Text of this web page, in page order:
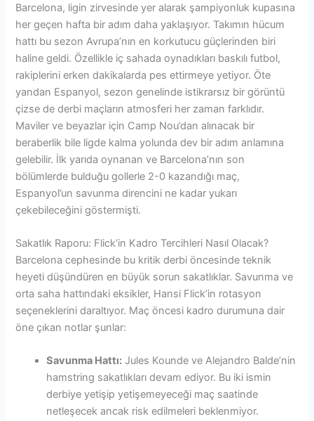
Barcelona, ligin zirvesinde yer alarak şampiyonluk kupasına
her geçen hafta bir adım daha yaklaşıyor. Takımın hücum
hattı bu sezon Avrupa’nın en korkutucu güçlerinden biri
haline geldi. Özellikle iç sahada oynadıkları baskılı futbol,
rakiplerini erken dakikalarda pes ettirmeye yetiyor. Öte
yandan Espanyol, sezon genelinde istikrarsız bir görüntü
çizse de derbi maçların atmosferi her zaman farklıdır.
Maviler ve beyazlar için Camp Nou’dan alınacak bir
beraberlik bile ligde kalma yolunda dev bir adım anlamına
gelebilir. İlk yarıda oynanan ve Barcelona’nın son
bölümlerde bulduğu gollerle 2-0 kazandığı maç,
Espanyol’un savunma direncini ne kadar yukarı
çekebileceğini göstermişti.
Sakatlık Raporu: Flick’in Kadro Tercihleri Nasıl Olacak?
Barcelona cephesinde bu kritik derbi öncesinde teknik
heyeti düşündüren en büyük sorun sakatlıklar. Savunma ve
orta saha hattındaki eksikler, Hansi Flick’in rotasyon
seçeneklerini daraltıyor. Maç öncesi kadro durumuna dair
öne çıkan notlar şunlar:
Savunma Hattı: Jules Kounde ve Alejandro Balde’nin
hamstring sakatlıkları devam ediyor. Bu iki ismin
derbiye yetişip yetişemeyeceği maç saatinde
netleşecek ancak risk edilmeleri beklenmiyor.